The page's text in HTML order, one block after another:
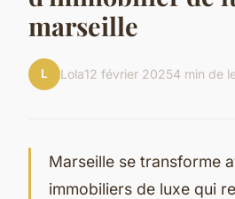
marseille
L Lola12 février 20254 min de
Marseille se transforme
immobiliers de luxe qui